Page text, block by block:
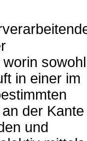
sowohl
in einer im
der Kante
und